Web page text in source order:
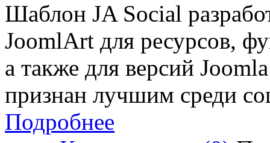
Шаблон JA Social
JoomlArt для ресурсов,
а также для версий
признан лучшим среди
Подробнее